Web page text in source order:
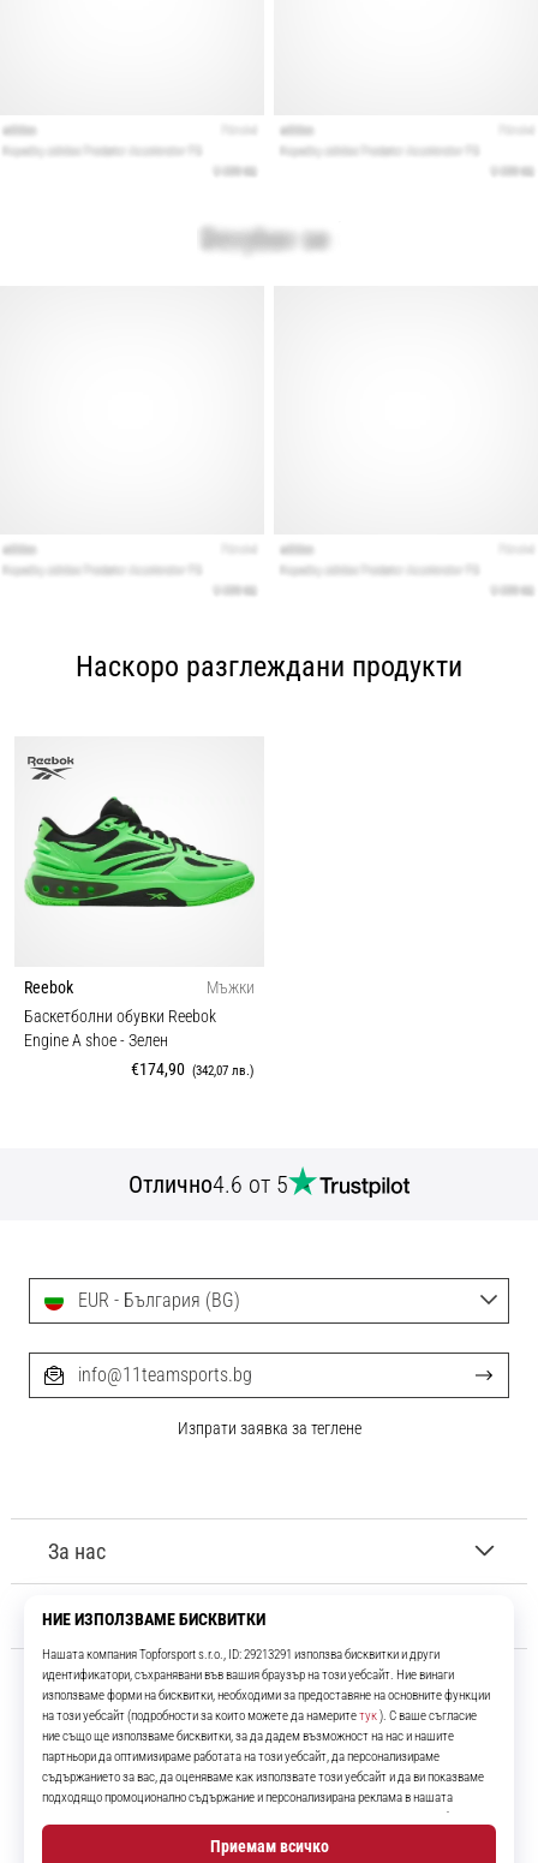
Наскоро разглеждани продукти
Reebok
Мъжки
Баскетболни обувки Reebok
Engine A shoe- Зелен
€174,90 (342,07 лв.)
Отлично4.6 от 5
11teamsports.bg
Повече от 16 години ние сме ваши съотборници, представяйки ви
най-добрите и най-новите футболни продукти.
InstagramYouTube
За нас
Обслужване на клиенти
EUR - България (BG)
info@11teamsports.bg
Изпрати заявка за теглене